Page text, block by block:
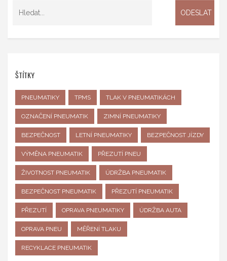
ŠTÍTKY
PNEUMATIKY TPMS TLAK V PNEUMATIKÁCH
OZNAČENÍ PNEUMATIK ZIMNÍ PNEUMATIKY
BEZPEČNOST LETNÍ PNEUMATIKY BEZPEČNOST JÍZDY
VÝMĚNA PNEUMATIK PŘEZUTÍ PNEU
ŽIVOTNOST PNEUMATIK ÚDRŽBA PNEUMATIK
BEZPEČNOST PNEUMATIK PŘEZUTÍ PNEUMATIK
PŘEZUTÍ OPRAVA PNEUMATIKY ÚDRŽBA AUTA
OPRAVA PNEU MĚŘENÍ TLAKU
RECYKLACE PNEUMATIK